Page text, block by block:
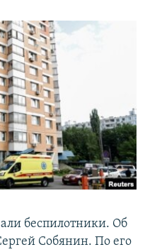
беспилотники. Об
Собянин. По его